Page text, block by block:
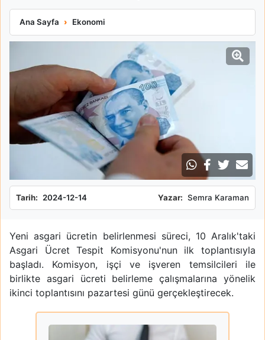
Ana Sayfa Ekonomi
Asgari Ücret Komisyonu, yeni düzenlemeler için pazartesi
Tarih: 2024-12-14 Yazar: Semra Karaman
Yeni asgari ücretin belirlenmesi süreci, 10 Aralık'taki
Asgari Ücret Tespit Komisyonu'nun ilk toplantısıyla
başladı. Komisyon, işçi ve işveren temsilcileri ile
birlikte asgari ücreti belirleme çalışmalarına yönelik
ikinci toplantısını pazartesi günü gerçekleştirecek.